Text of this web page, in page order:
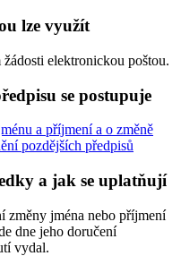
lze využít
elektronickou poštou.
se postupuje
a příjmení a o změně
pozdějších předpisů
a jak se uplatňují
změny jména nebo příjmení
dne jeho doručení
vydal.